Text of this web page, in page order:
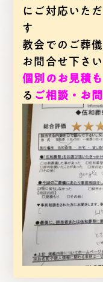
にご対応いた
す
教会でのご葬
お問合せ下さい
個別のお見積
る ご相談・お